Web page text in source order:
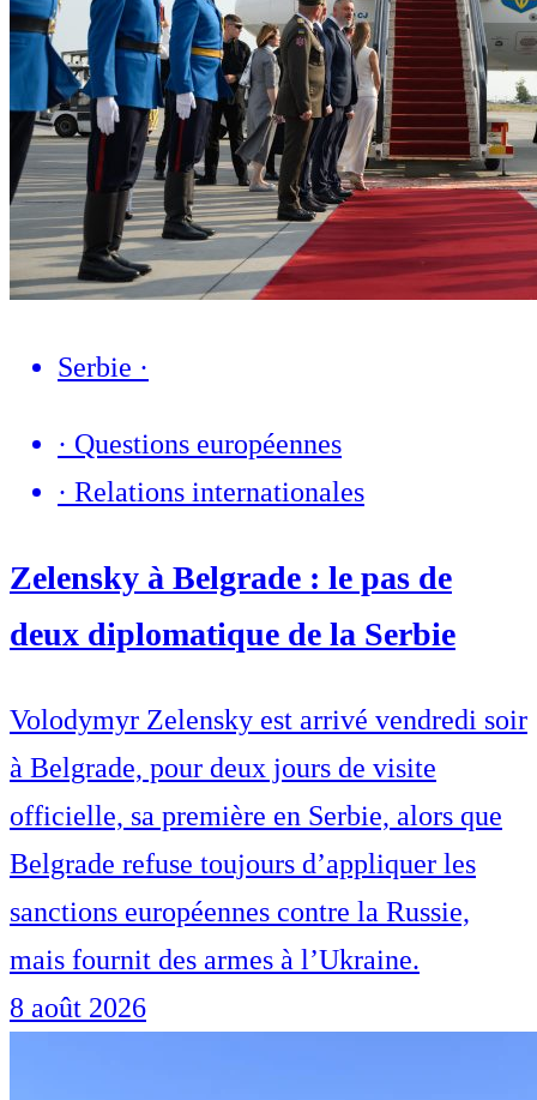
Serbie ·
· Questions européennes
· Relations internationales
Zelensky à Belgrade : le pas de
deux diplomatique de la Serbie
Volodymyr Zelensky est arrivé vendredi soir
à Belgrade, pour deux jours de visite
officielle, sa première en Serbie, alors que
Belgrade refuse toujours d’appliquer les
sanctions européennes contre la Russie,
mais fournit des armes à l’Ukraine.
8 août 2026